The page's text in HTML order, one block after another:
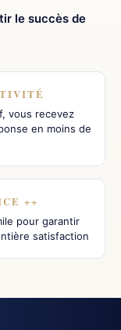
le succès de
vous recevez
en moins de
++
pour garantir
satisfaction